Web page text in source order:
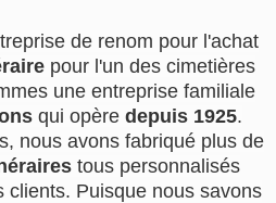
de renom pour l'achat
pour l'un des cimetières
une entreprise familiale
qui opère depuis 1925.
nous avons fabriqué plus de
tous personnalisés
clients. Puisque nous savons